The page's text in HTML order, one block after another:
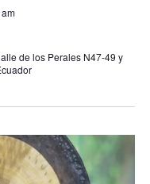
e
t
o
s
de los Perales N47-49 y